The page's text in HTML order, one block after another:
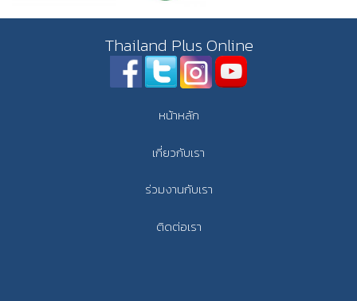
Thailand Plus Online
หน้าหลัก
เกี่ยวกับเรา
ร่วมงานกับเรา
ติดต่อเรา